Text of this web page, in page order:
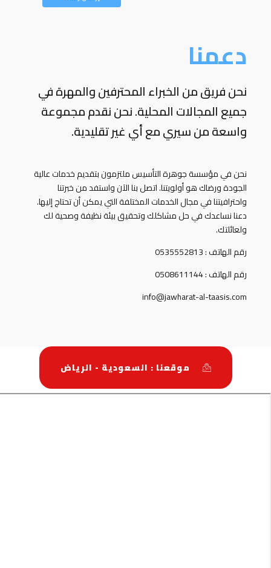
دعمنا
نحن فريق من الخبراء المحترفين والمهرة في
جميع المجالات المحلية. نحن نقدم مجموعة
واسعة من سيري مع أي غير تقليدية.
نحن في مؤسسة جوهرة التأسيس ملتزمون بتقديم خدمات عالية
الجودة ورضاك هو أولويتنا. اتصل بنا الآن واستفد من خبرتنا
واحترافيتنا في مجال الخدمات المختلفة التي يمكن أن تحتاج إليها.
دعنا نساعدك في حل مشاكلك وتحقيق بيئة نظيفة وصحية لك
ولعائلتك.
رقم الهاتف : 0535552813
رقم الهاتف : 0508611144
info@jawharat-al-taasis.com
موقعنا : السعودية - الرياض